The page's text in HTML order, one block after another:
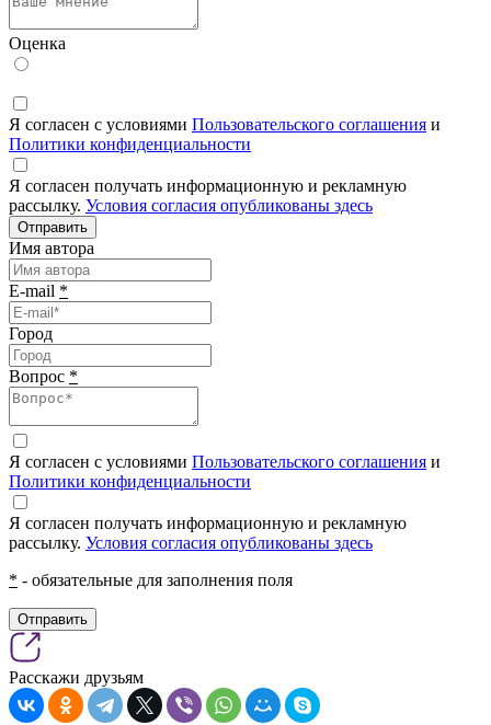
Оценка
Я согласен с условиями Пользовательского соглашения и
Политики конфиденциальности
Я согласен получать информационную и рекламную
рассылку. Условия согласия опубликованы здесь
Отправить
Имя автора
E-mail *
Город
Вопрос *
Я согласен с условиями Пользовательского соглашения и
Политики конфиденциальности
Я согласен получать информационную и рекламную
рассылку. Условия согласия опубликованы здесь
* - обязательные для заполнения поля
Отправить
Расскажи друзьям